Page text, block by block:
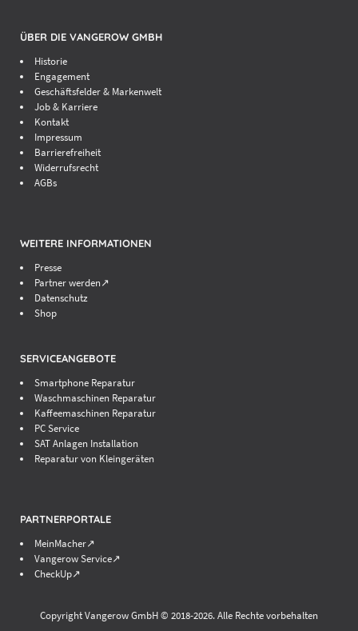
ÜBER DIE VANGEROW GMBH
Historie
Engagement
Geschäftsfelder & Markenwelt
Job & Karriere
Kontakt
Impressum
Barrierefreiheit
Widerrufsrecht
AGBs
WEITERE INFORMATIONEN
Presse
Partner werden↗
Datenschutz
Shop
SERVICEANGEBOTE
Smartphone Reparatur
Waschmaschinen Reparatur
Kaffeemaschinen Reparatur
PC Service
SAT Anlagen Installation
Reparatur von Kleingeräten
PARTNERPORTALE
MeinMacher↗
Vangerow Service↗
CheckUp↗
Copyright Vangerow GmbH © 2018-2026. Alle Rechte vorbehalten